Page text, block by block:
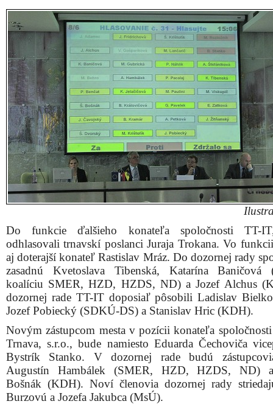
Do funkcie ďalšieho konateľa spoločnosti TT-
odhlasovali trnavskí poslanci Juraja Trokana. Vo
aj doterajší konateľ Rastislav Mráz. Do dozornej rady
zasadnú Kvetoslava Tibenská, Katarína Baničová
koalíciu SMER, HZD, HZDS, ND) a Jozef Alchus
dozornej rade TT-IT doposiaľ pôsobili Ladislav
Jozef Pobiecký (SDKÚ-DS) a Stanislav Hric (KDH).
Novým zástupcom mesta v pozícii konateľa
Trnava, s.r.o., bude namiesto Eduarda Čechoviča
Bystrík Stanko. V dozornej rade budú
Augustín Hambálek (SMER, HZD, HZDS, ND)
Bošnák (KDH). Noví členovia dozornej rady
Burzovú a Jozefa Jakubca (MsÚ).